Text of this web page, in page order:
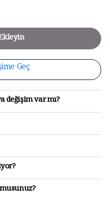
Geç
değişim var mı?